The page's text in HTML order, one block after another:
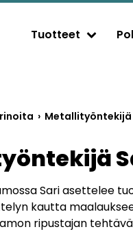
TuotteetExpand child menu
› Metallityöntekijä
Sari asettelee
kautta
ripustajan